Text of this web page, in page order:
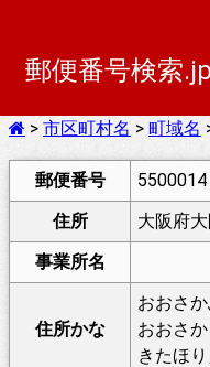
郵便番号検索.jp
> 市区町村名 > 町域名
郵便番号
5500014
住所
大阪府
事業所名
住所かな
おおさ
おおさか
きたほり